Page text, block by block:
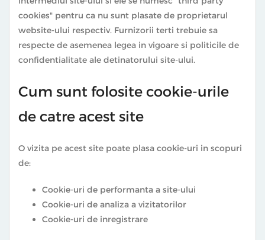
cookies" pentru ca nu sunt plasate de proprietarul
website-ului respectiv. Furnizorii terti trebuie sa
respecte de asemenea legea in vigoare si politicile de
confidentialitate ale detinatorului site-ului.
Cum sunt folosite cookie-urile
de catre acest site
O vizita pe acest site poate plasa cookie-uri in scopuri
de:
Cookie-uri de performanta a site-ului
Cookie-uri de analiza a vizitatorilor
Cookie-uri de inregistrare